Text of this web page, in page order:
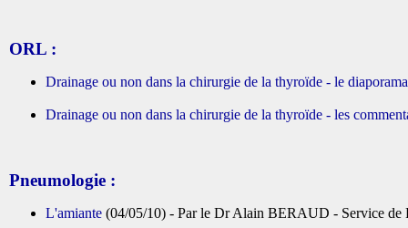
ORL :
Drainage ou non dans la chirurgie de la thyroïde - le diaporama
Drainage ou non dans la chirurgie de la thyroïde - les
Pneumologie :
L'amiante (04/05/10) - Par le Dr Alain BERAUD - Service